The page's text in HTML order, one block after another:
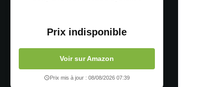
Prix indisponible
Voir sur Amazon
Prix mis à jour : 08/08/2026 07:39